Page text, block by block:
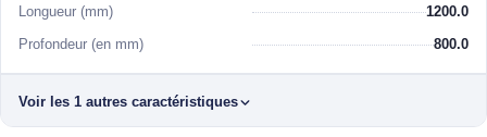
Longueur (mm) 1200.0
Profondeur (en mm) 800.0
Voir les 1 autres caractéristiques